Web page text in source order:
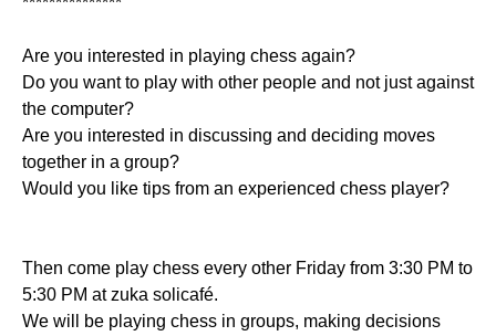
Are you interested in playing chess again?
Do you want to play with other people and not just against
the computer?
Are you interested in discussing and deciding moves
together in a group?
Would you like tips from an experienced chess player?
Then come play chess every other Friday from 3:30 PM to
5:30 PM at zuka solicafé.
We will be playing chess in groups, making decisions